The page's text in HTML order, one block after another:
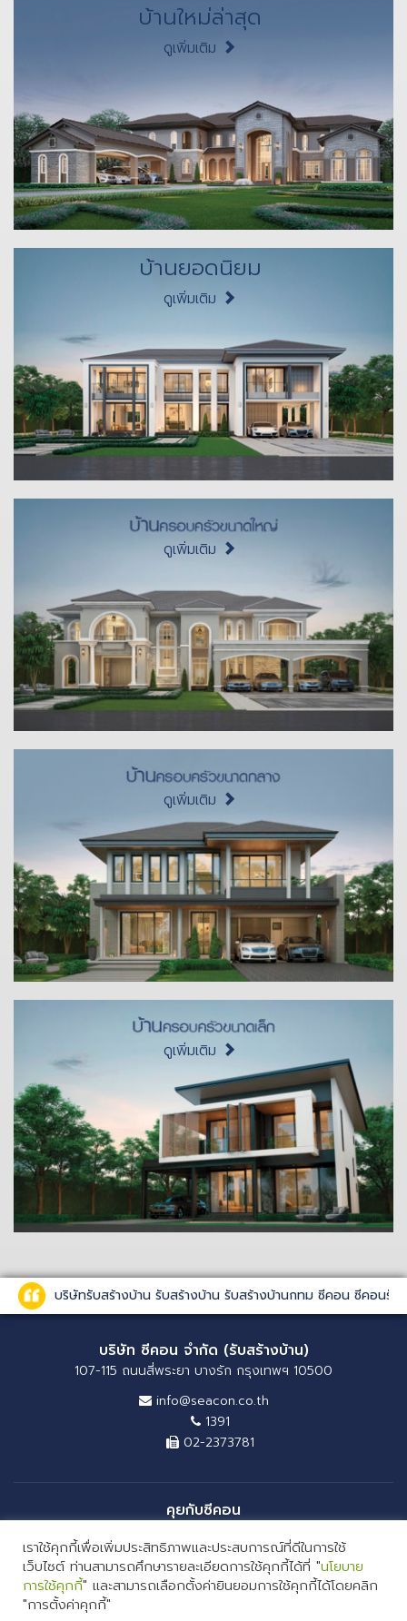
บ้านใหม่ล่าสุด
ดูเพิ่มเติม
บ้านยอดนิยม
ดูเพิ่มเติม
ดูเพิ่มเติม
ดูเพิ่มเติม
ดูเพิ่มเติม
บริษัทรับสร้างบ้าน รับสร้างบ้าน รับสร้างบ้านกทม ซีคอน ซีคอนรั
บริษัท ซีคอน จำกัด (รับสร้างบ้าน)
107-115 ถนนสี่พระยา บางรัก กรุงเทพฯ 10500
info@seacon.co.th
1391
02-2373781
คุยกับซีคอน
COPYRIGHT 2026 SEACON COMPANY LIMITED. ALL RIGHTS RESERVED
เราใช้คุกกี้เพื่อเพิ่มประสิทธิภาพและประสบการณ์ที่ดีในการใช้
เว็บไซต์ ท่านสามารถศึกษารายละเอียดการใช้คุกกี้ได้ที่ "นโยบาย
การใช้คุกกี้" และสามารถเลือกตั้งค่ายินยอมการใช้คุกกี้ได้โดยคลิก
"การตั้งค่าคุกกี้"